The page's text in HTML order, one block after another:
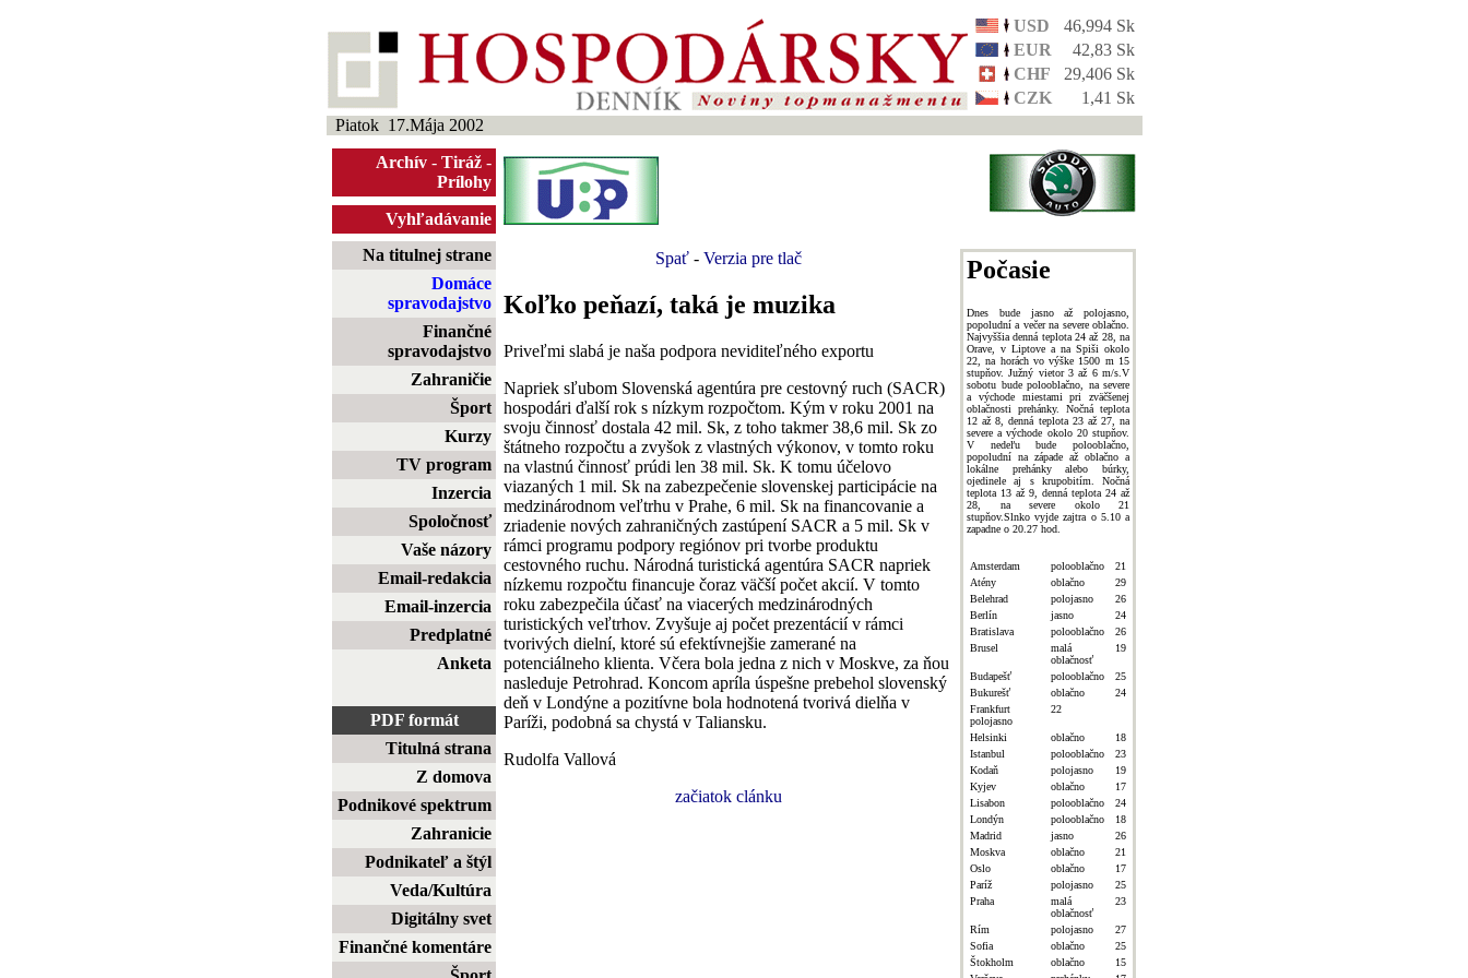
USD
46,994 Sk
EUR
42,83 Sk
CHF
29,406 Sk
CZK
1,41 Sk
Piatok 17.Mája 2002
Archív - Tiráž -
Prílohy
Vyhľadávanie
Na titulnej strane
Domáce
spravodajstvo
Finančné
spravodajstvo
Zahraničie
Šport
Kurzy
TV program
Inzercia
Spoločnosť
Vaše názory
Email-redakcia
Email-inzercia
Predplatné
Anketa
PDF formát
Titulná strana
Z domova
Podnikové spektrum
Zahranicie
Podnikateľ a štýl
Veda/Kultúra
Digitálny svet
Finančné komentáre
Spať- Verzia pre tlač
Koľko peňazí, taká je muzika
Priveľmi slabá je naša podpora neviditeľného exportu
Napriek sľubom Slovenská agentúra pre cestovný ruch (SACR)
hospodári ďalší rok s nízkym rozpočtom. Kým v roku 2001 na
svoju činnosť dostala 42 mil. Sk, z toho takmer 38,6 mil. Sk zo
štátneho rozpočtu a zvyšok z vlastných výkonov, v tomto roku
na vlastnú činnosť prúdi len 38 mil. Sk. K tomu účelovo
viazaných 1 mil. Sk na zabezpečenie slovenskej participácie na
medzinárodnom veľtrhu v Prahe, 6 mil. Sk na financovanie a
zriadenie nových zahraničných zastúpení SACR a 5 mil. Sk v
rámci programu podpory regiónov pri tvorbe produktu
cestovného ruchu. Národná turistická agentúra SACR napriek
nízkemu rozpočtu financuje čoraz väčší počet akcií. V tomto
roku zabezpečila účasť na viacerých medzinárodných
turistických veľtrhov. Zvyšuje aj počet prezentácií v rámci
tvorivých dielní, ktoré sú efektívnejšie zamerané na
potenciálneho klienta. Včera bola jedna z nich v Moskve, za ňou
nasleduje Petrohrad. Koncom apríla úspešne prebehol slovenský
deň v Londýne a pozitívne bola hodnotená tvorivá dielňa v
Paríži, podobná sa chystá v Taliansku.
Rudolfa Vallová
začiatok clánku
Počasie
Dnes bude jasno až polojasno,
popoludní a večer na severe oblačno.
Najvyššia denná teplota 24 až 28, na
Orave, v Liptove a na Spiši okolo
22, na horách vo výške 1500 m 15
stupňov. Južný vietor 3 až 6 m/s.V
sobotu bude polooblačno, na severe
a východe miestami pri zväčšenej
oblačnosti prehánky. Nočná teplota
12 až 8, denná teplota 23 až 27, na
severe a východe okolo 20 stupňov.
V nedeľu bude polooblačno,
popoludní na západe až oblačno a
lokálne prehánky alebo búrky,
ojedinele aj s krupobitím. Nočná
teplota 13 až 9, denná teplota 24 až
28, na severe okolo 21
stupňov.Slnko vyjde zajtra o 5.10 a
zapadne o 20.27 hod.
Amsterdam polooblačno
21
Atény
oblačno
29
Belehrad
polojasno
26
Berlín
jasno
24
Bratislava
polooblačno
26
Brusel
malá
oblačnosť
19
Budapešť polooblačno
25
Bukurešť
oblačno
24
Frankfurt
polojasno
22
Helsinki oblačno
18
Istanbul
polooblačno
23
Kodaň
polojasno
19
Kyjev
oblačno
17
Lisabon
polooblačno
24
Londýn
polooblačno
18
Madrid
jasno
26
Moskva
oblačno
21
Oslo
oblačno
17
Paríž
polojasno
25
Praha
malá
oblačnosť
23
Rím polojasno
27
Sofia
oblačno
25
Štokholm
oblačno
15